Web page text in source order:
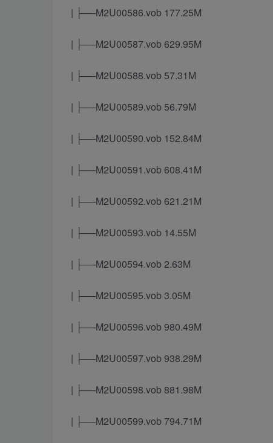
| ├──M2U00586.vob 177.25M
| ├──M2U00587.vob 629.95M
| ├──M2U00588.vob 57.31M
| ├──M2U00589.vob 56.79M
| ├──M2U00590.vob 152.84M
| ├──M2U00591.vob 608.41M
| ├──M2U00592.vob 621.21M
| ├──M2U00593.vob 14.55M
| ├──M2U00594.vob 2.63M
| ├──M2U00595.vob 3.05M
| ├──M2U00596.vob 980.49M
| ├──M2U00597.vob 938.29M
| ├──M2U00598.vob 881.98M
| ├──M2U00599.vob 794.71M